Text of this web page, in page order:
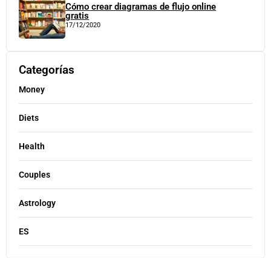
Cómo crear diagramas de flujo online
gratis
17/12/2020
Categorías
Money
Diets
Health
Couples
Astrology
ES